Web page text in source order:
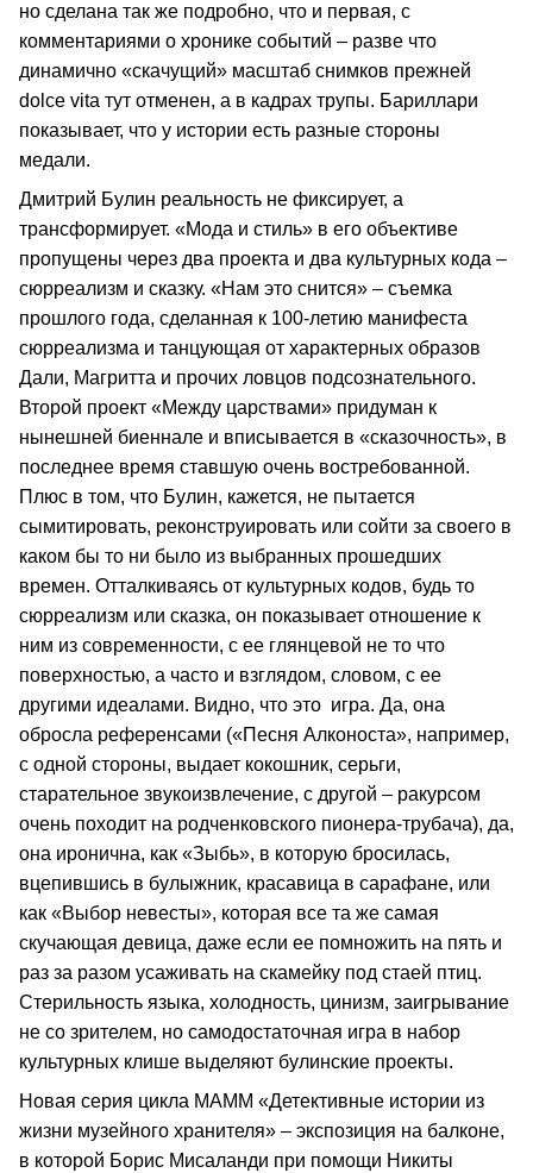
но сделана так же подробно, что и первая, с
комментариями о хронике событий – разве что
динамично «скачущий» масштаб снимков прежней
dolce vita тут отменен, а в кадрах трупы. Бариллари
показывает, что у истории есть разные стороны
медали.
Дмитрий Булин реальность не фиксирует, а
трансформирует. «Мода и стиль» в его объективе
пропущены через два проекта и два культурных кода –
сюрреализм и сказку. «Нам это снится» – съемка
прошлого года, сделанная к 100-летию манифеста
сюрреализма и танцующая от характерных образов
Дали, Магритта и прочих ловцов подсознательного.
Второй проект «Между царствами» придуман к
нынешней биеннале и вписывается в «сказочность», в
последнее время ставшую очень востребованной.
Плюс в том, что Булин, кажется, не пытается
сымитировать, реконструировать или сойти за своего в
каком бы то ни было из выбранных прошедших
времен. Отталкиваясь от культурных кодов, будь то
сюрреализм или сказка, он показывает отношение к
ним из современности, с ее глянцевой не то что
поверхностью, а часто и взглядом, словом, с ее
другими идеалами. Видно, что это игра. Да, она
обросла референсами («Песня Алконоста», например,
с одной стороны, выдает кокошник, серьги,
старательное звукоизвлечение, с другой – ракурсом
очень походит на родченковского пионера-трубача), да,
она иронична, как «Зыбь», в которую бросилась,
вцепившись в булыжник, красавица в сарафане, или
как «Выбор невесты», которая все та же самая
скучающая девица, даже если ее помножить на пять и
раз за разом усаживать на скамейку под стаей птиц.
Стерильность языка, холодность, цинизм, заигрывание
не со зрителем, но самодостаточная игра в набор
культурных клише выделяют булинские проекты.
Новая серия цикла МАММ «Детективные истории из
жизни музейного хранителя» – экспозиция на балконе,
в которой Борис Мисаланди при помощи Никиты